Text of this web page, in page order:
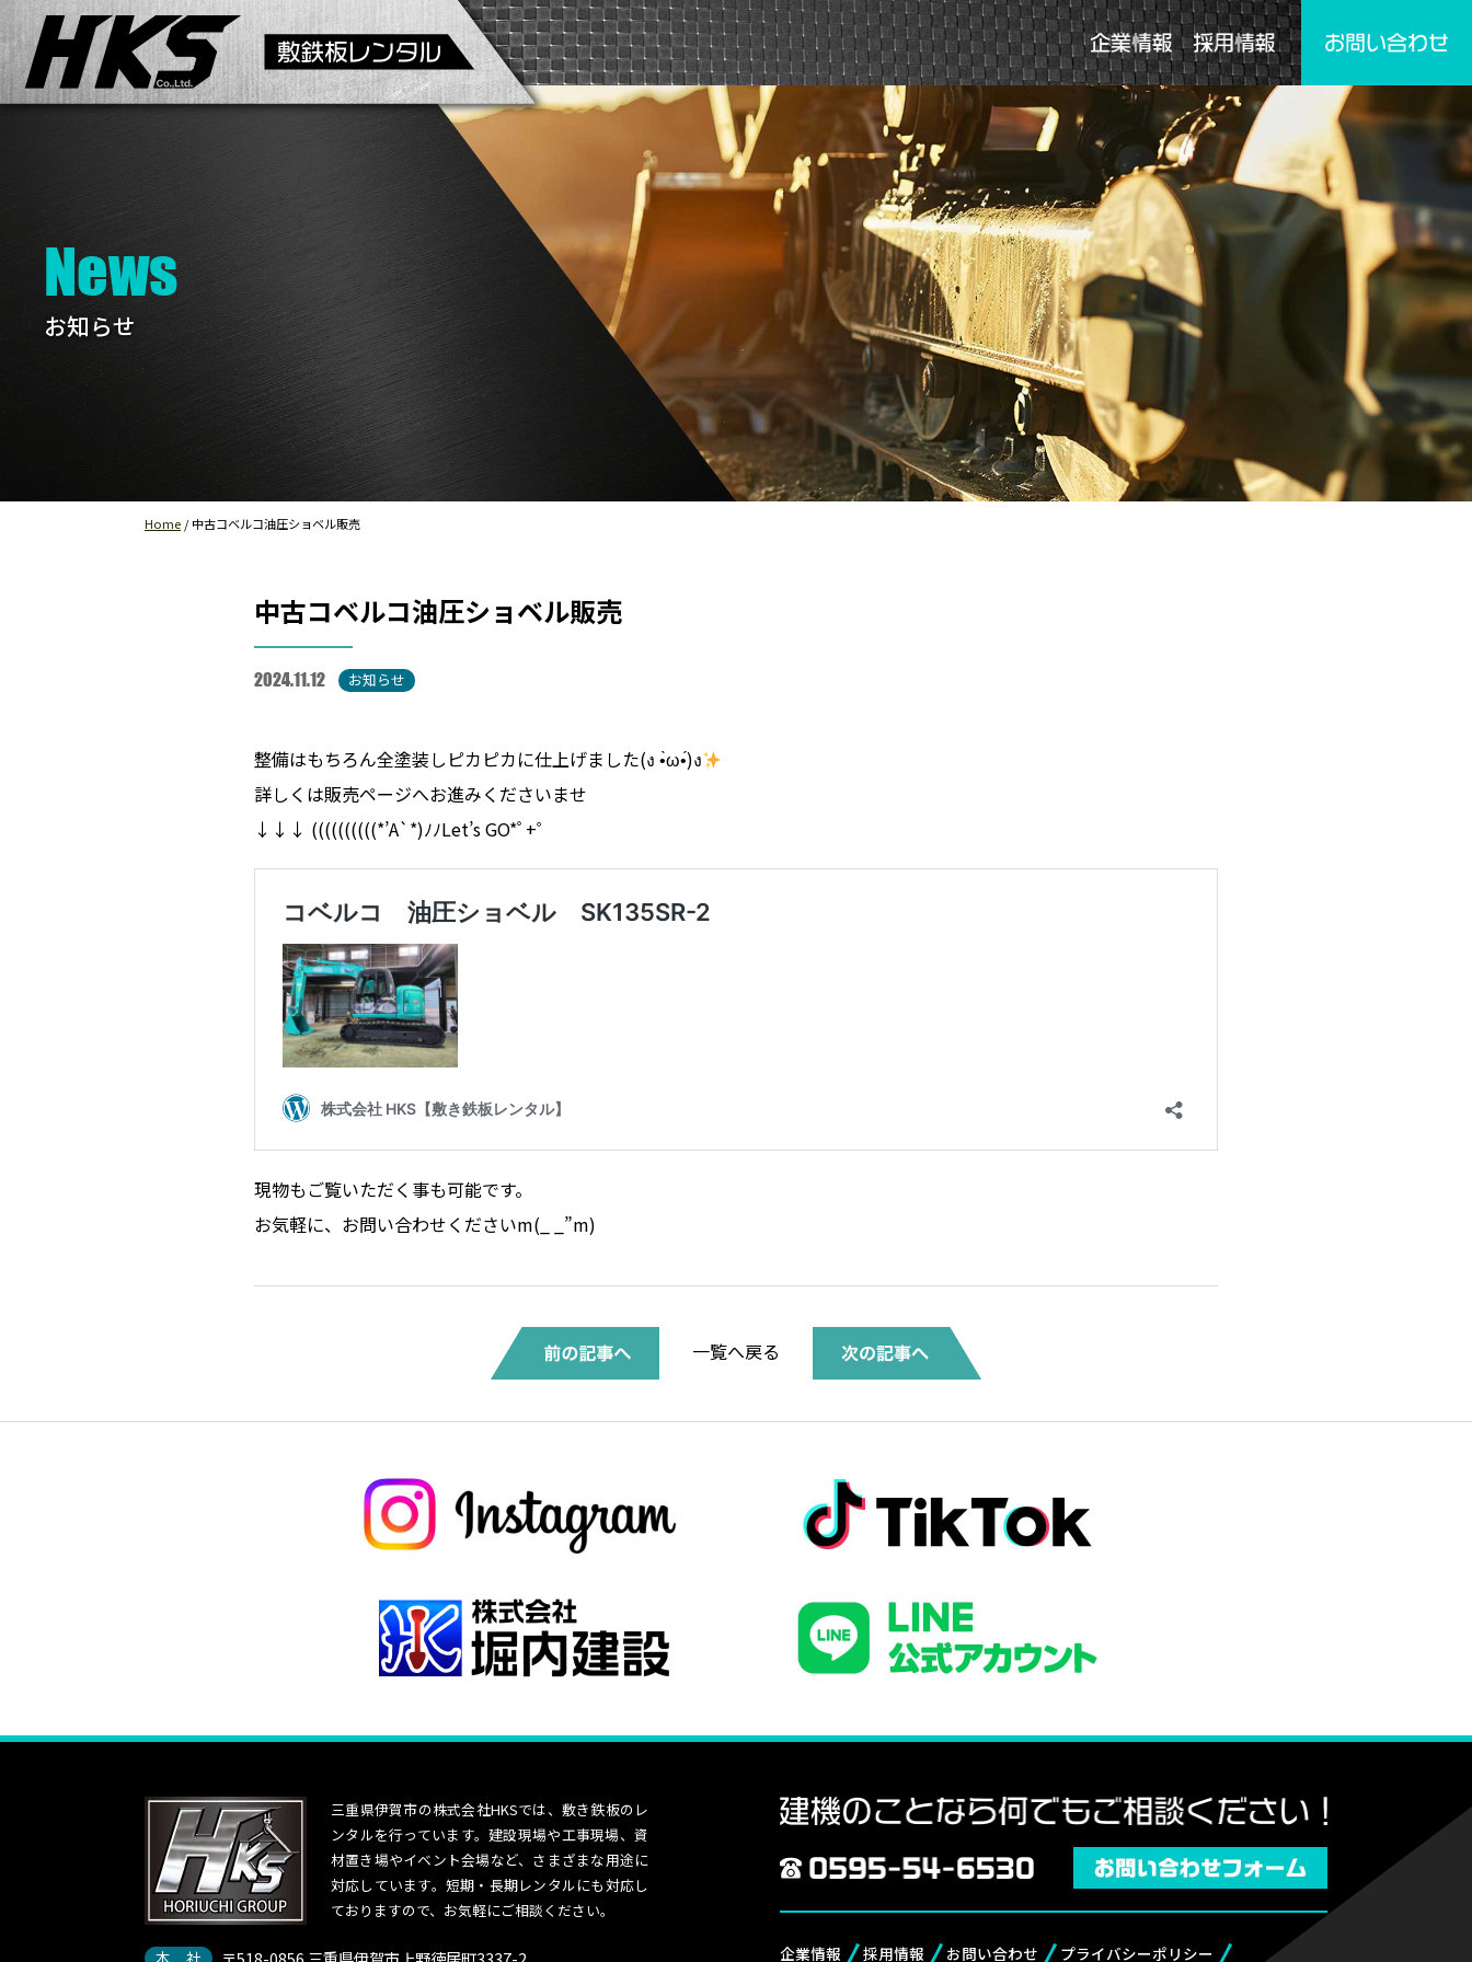
News
お知らせ
Home / 中古コベルコ油圧ショベル販売
中古コベルコ油圧ショベル販売
2024.11.12 お知らせ
整備はもちろん全塗装しピカピカに仕上げました(ง •̀ω•́)ง
詳しくは販売ページへお進みくださいませ
↓↓↓ ((((((((((*’A`*)ﾉﾉLet’s GO*ﾟ+゜
現物もご覧いただく事も可能です。
お気軽に、お問い合わせくださいm(_ _”m)
一覧へ戻る
三重県伊賀市の株式会社HKSでは、敷き鉄板のレ
ンタルを行っています。建設現場や工事現場、資
材置き場やイベント会場など、さまざまな用途に
対応しています。短期・長期レンタルにも対応し
ておりますので、お気軽にご相談ください。
本 社 企業情報 採用情報 お問い合わせ プライバシーポリシー